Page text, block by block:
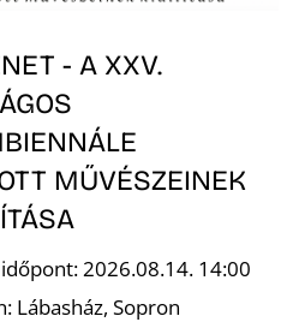
- A XXV.
MŰVÉSZEINEK
2026.08.14. 14:00
Lábasház, Sopron